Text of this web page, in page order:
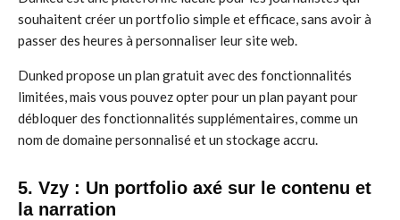
souhaitent créer un portfolio simple et efficace, sans avoir à
passer des heures à personnaliser leur site web.
Dunked propose un plan gratuit avec des fonctionnalités
limitées, mais vous pouvez opter pour un plan payant pour
débloquer des fonctionnalités supplémentaires, comme un
nom de domaine personnalisé et un stockage accru.
5. Vzy : Un portfolio axé sur le contenu et
la narration